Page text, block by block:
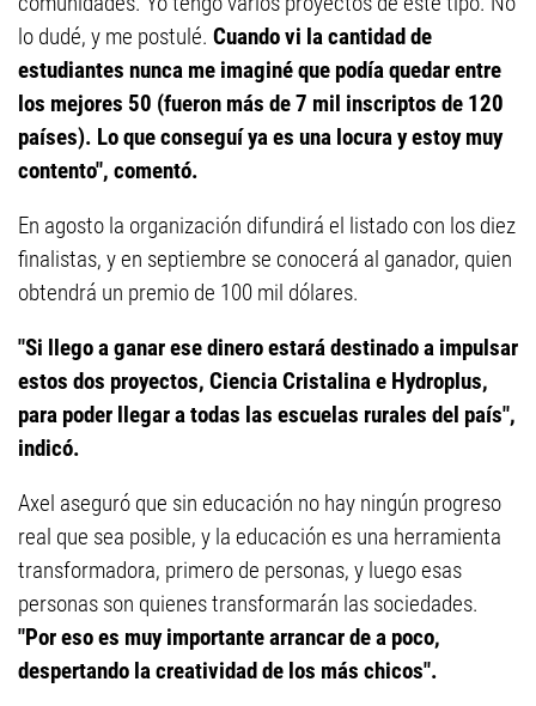
lo dudé, y me postulé. Cuando vi la cantidad de
estudiantes nunca me imaginé que podía quedar entre
los mejores 50 (fueron más de 7 mil inscriptos de 120
países). Lo que conseguí ya es una locura y estoy muy
contento", comentó.
En agosto la organización difundirá el listado con los diez
finalistas, y en septiembre se conocerá al ganador, quien
obtendrá un premio de 100 mil dólares.
"Si llego a ganar ese dinero estará destinado a impulsar
estos dos proyectos, Ciencia Cristalina e Hydroplus,
para poder llegar a todas las escuelas rurales del país",
indicó.
Axel aseguró que sin educación no hay ningún progreso
real que sea posible, y la educación es una herramienta
transformadora, primero de personas, y luego esas
personas son quienes transformarán las sociedades.
"Por eso es muy importante arrancar de a poco,
despertando la creatividad de los más chicos".